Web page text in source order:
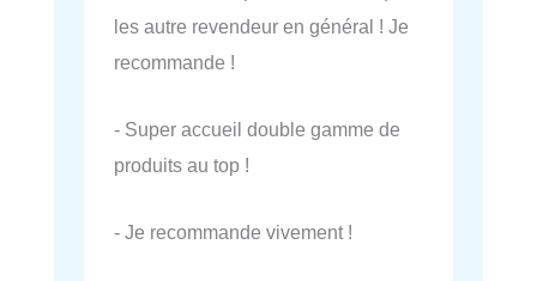
les autre revendeur en général ! Je
recommande !
- Super accueil double gamme de
produits au top !
- Je recommande vivement !